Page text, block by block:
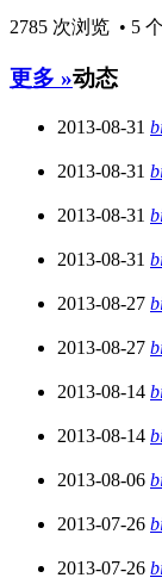
2785 次浏览 • 5
更多 »动态
2013-08-31
2013-08-31
2013-08-31
2013-08-31
2013-08-27
2013-08-27
2013-08-14
2013-08-14
2013-08-06
2013-07-26
2013-07-26